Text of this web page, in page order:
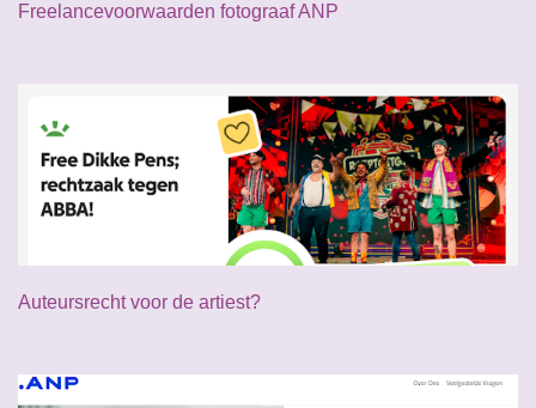
Freelancevoorwaarden fotograaf ANP
Auteursrecht voor de artiest?